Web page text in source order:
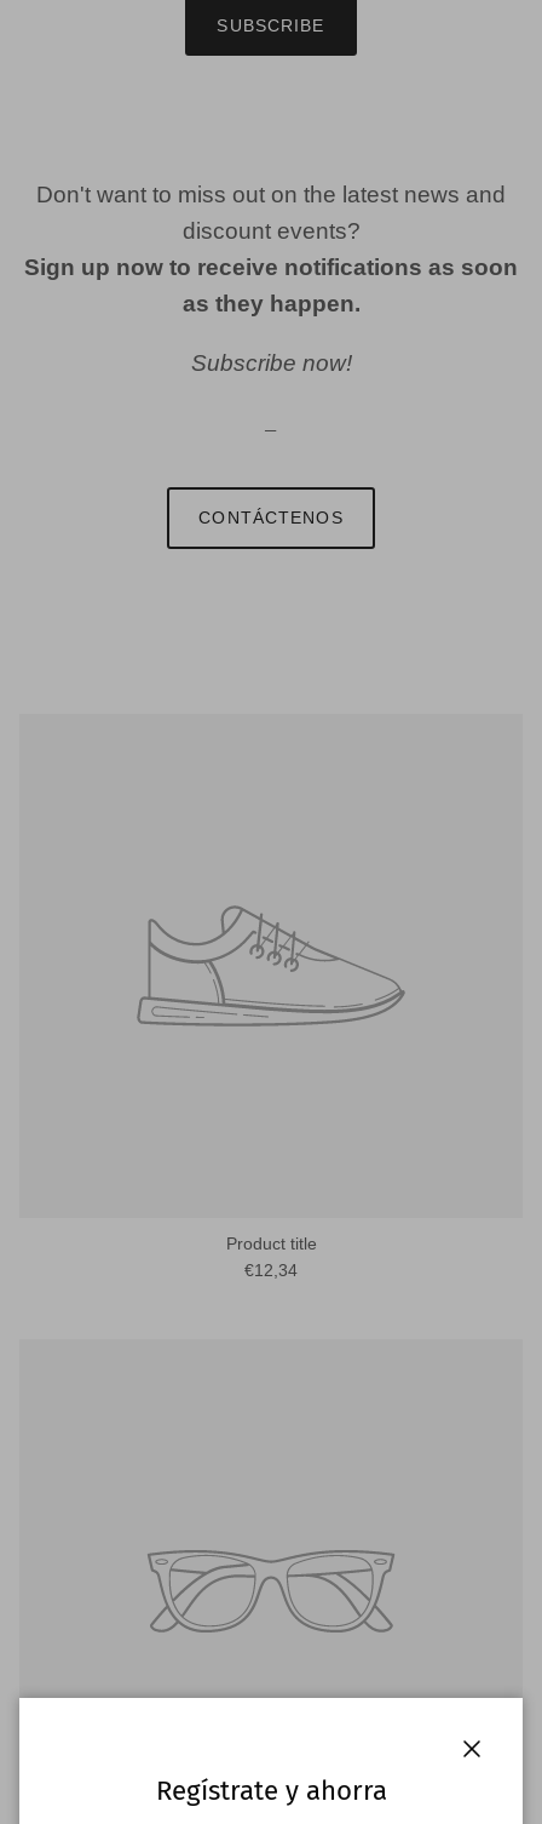
SUBSCRIBE
Don't want to miss out on the latest news and
discount events?
Sign up now to receive notifications as soon
as they happen.
Subscribe now!
─
CONTÁCTENOS
Product title
€12,34
Regístrate y ahorra